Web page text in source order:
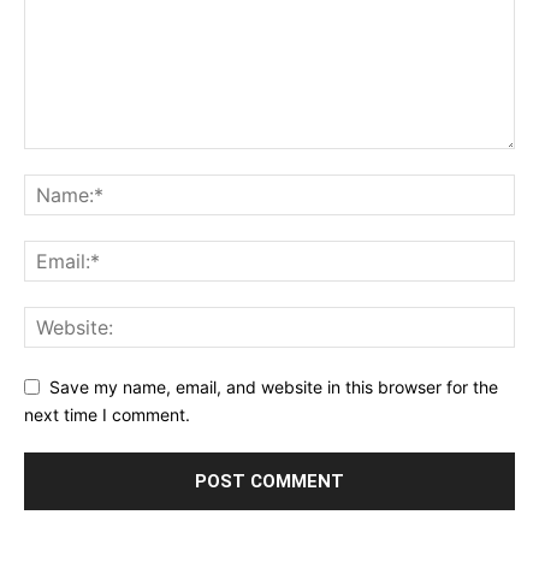
Save my name, email, and website in this browser for the
next time I comment.